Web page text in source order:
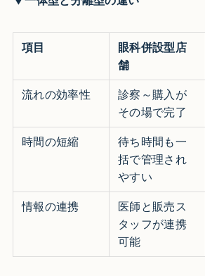
項目
眼科併設型店
舗
流れの効率性
診察～購入が
その場で完了
時間の短縮
待ち時間も一
括で管理され
やすい
情報の連携
医師と販売ス
タッフが連携
可能